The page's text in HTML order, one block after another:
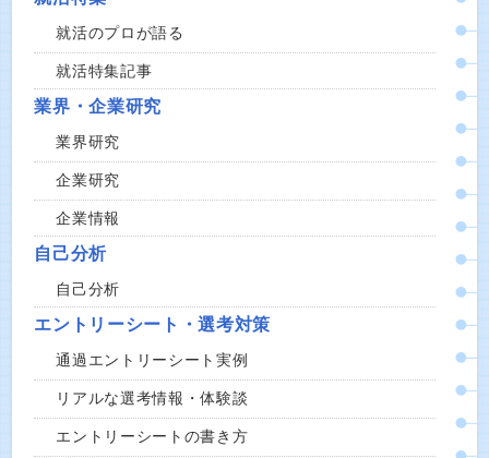
就活のプロが語る
就活特集記事
業界・企業研究
業界研究
企業研究
企業情報
自己分析
自己分析
エントリーシート・選考対策
通過エントリーシート実例
リアルな選考情報・体験談
エントリーシートの書き方